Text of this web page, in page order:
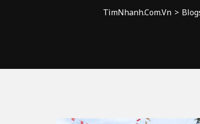
TìmNhanh.Com.Vn >